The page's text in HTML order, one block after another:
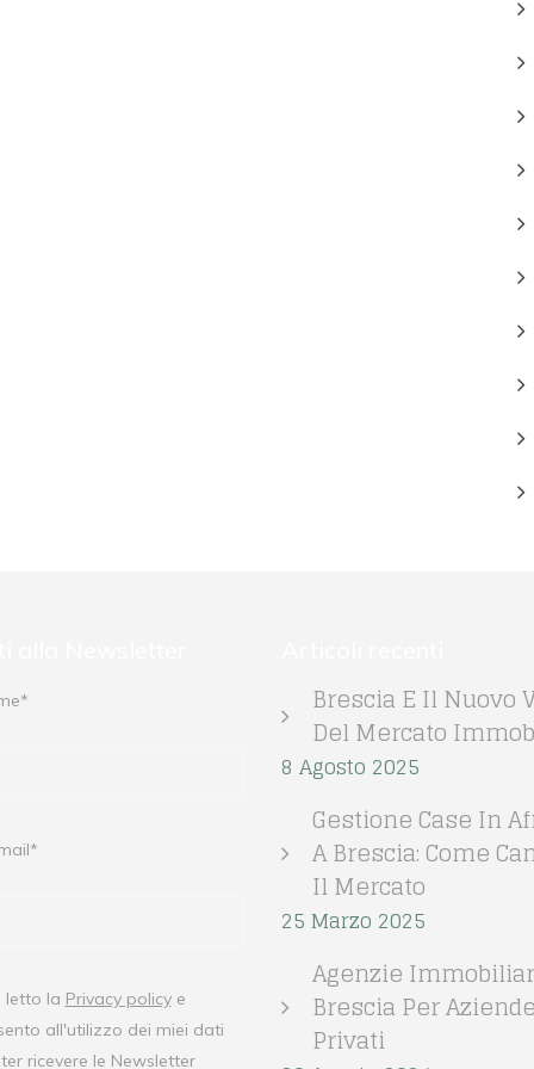
la Privacy policye
all'utilizzo dei miei dati
ricevere le Newsletter
Brescia E Il Nuovo
Del Mercato
8 Agosto 2025
Gestione Case In
A Brescia: Come
Il Mercato
25 Marzo 2025
Agenzie
Brescia Per
Privati